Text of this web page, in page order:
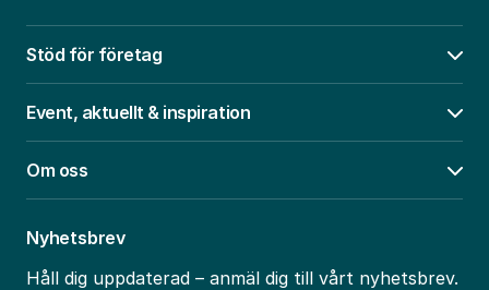
Stöd för företag
Event, aktuellt & inspiration
Om oss
Nyhetsbrev
Håll dig uppdaterad – anmäl dig till vårt nyhetsbrev.